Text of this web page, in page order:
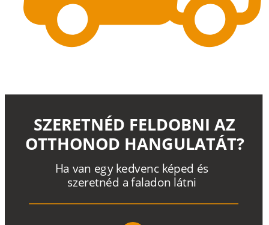
Ha van egy kedvenc képed és
szeretnéd a faladon látni
SZERETNÉD FELDOBNI AZ
OTTHONOD HANGULATÁT?